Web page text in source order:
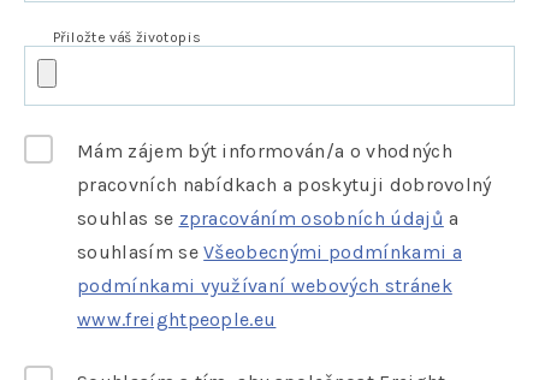
Přiložte váš životopis
Mám zájem být informován/a o vhodných
pracovních nabídkach a poskytuji dobrovolný
souhlas se zpracováním osobních údajů a
souhlasím seVšeobecnými podmínkami a
podmínkami využívaní webových stránek
www.freightpeople.eu